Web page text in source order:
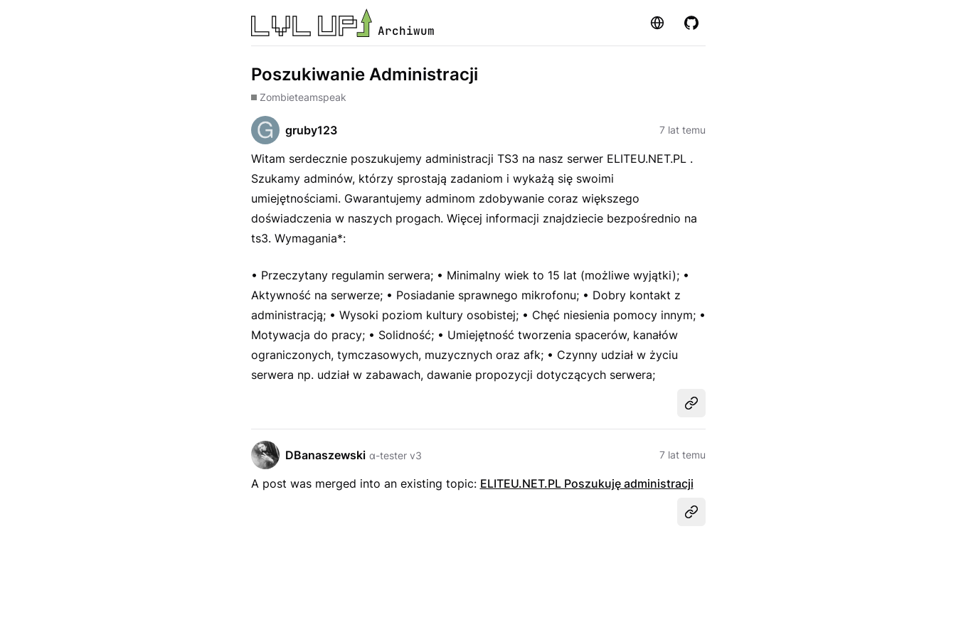
Archiwum Strona GitHub
Poszukiwanie Administracji
Zombieteamspeak
gruby123 7 lat temu
Witam serdecznie poszukujemy administracji TS3 na nasz serwer ELITEU.NET.PL .
Szukamy adminów, którzy sprostają zadaniom i wykażą się swoimi
umiejętnościami. Gwarantujemy adminom zdobywanie coraz większego
doświadczenia w naszych progach. Więcej informacji znajdziecie bezpośrednio na
ts3. Wymagania*:
• Przeczytany regulamin serwera; • Minimalny wiek to 15 lat (możliwe wyjątki); •
Aktywność na serwerze; • Posiadanie sprawnego mikrofonu; • Dobry kontakt z
administracją; • Wysoki poziom kultury osobistej; • Chęć niesienia pomocy innym; •
Motywacja do pracy; • Solidność; • Umiejętność tworzenia spacerów, kanałów
ograniczonych, tymczasowych, muzycznych oraz afk; • Czynny udział w życiu
serwera np. udział w zabawach, dawanie propozycji dotyczących serwera;
Udostępnij
DBanaszewski α-tester v3 7 lat temu
A post was merged into an existing topic: ELITEU.NET.PL Poszukuję administracji
Udostępnij